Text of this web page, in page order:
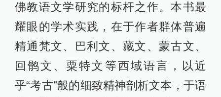
佛教语文学研究的标杆之作。本书最
耀眼的学术实践，在于作者群体普遍
精通梵文、巴利文、藏文、蒙古文、
回鹘文、粟特文等西域语言，以近
乎“考古”般的细致精神剖析文本，于语